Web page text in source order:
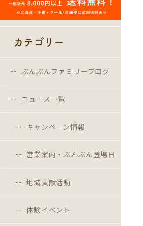
カテゴリー
ぶんぶんファミリーブログ
ニュース一覧
キャンペーン情報
営業案内・ぶんぶん登場日
地域貢献活動
体験イベント